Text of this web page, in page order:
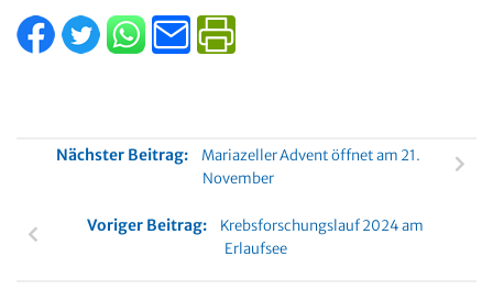
Nächster Beitrag:
Mariazeller Advent öffnet am 21.
November
Voriger Beitrag:
Krebsforschungslauf 2024 am
Erlaufsee